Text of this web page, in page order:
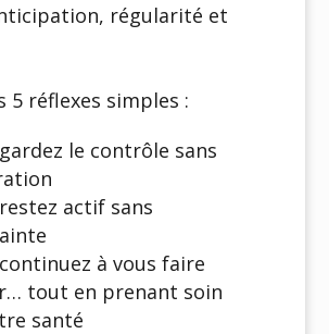
régularité et
5 réflexes simples :
le contrôle sans
actif sans
à vous faire
tout en prenant soin
santé